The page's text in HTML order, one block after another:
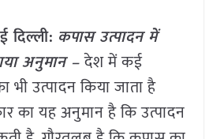
दिल्ली: कपास उत्पादन में
अनुमान –देश में कई
भी उत्पादन किया जाता है
का यह अनुमान है कि उत्पादन